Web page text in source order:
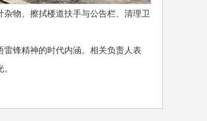
物、擦拭楼道扶手与公告栏、清理卫
锋精神的时代内涵。相关负责人表